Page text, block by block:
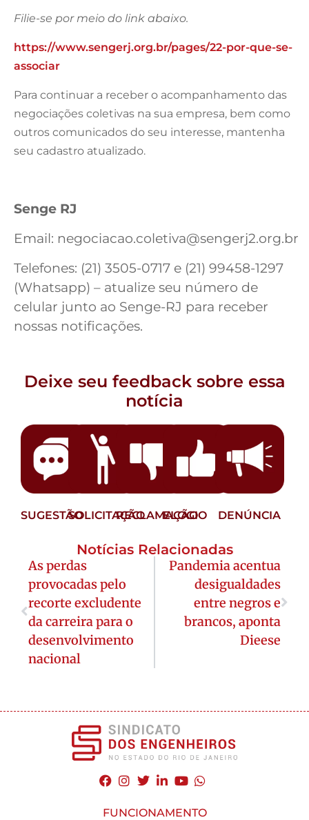
Filie-se por meio do link abaixo.
https://www.sengerj.org.br/pages/22-por-que-se-
associar
Para continuar a receber o acompanhamento das
negociações coletivas na sua empresa, bem como
outros comunicados do seu interesse, mantenha
seu cadastro atualizado.
Senge RJ
Email: negociacao.coletiva@sengerj2.org.br
Telefones: (21) 3505-0717 e (21) 99458-1297
(Whatsapp) – atualize seu número de
celular junto ao Senge-RJ para receber
nossas notificações.
Deixe seu feedback sobre essa
notícia
SUGESTÃOSOLICITAÇÃORECLAMAÇÃO
ELOGIO DENÚNCIA
Notícias Relacionadas
As perdas
provocadas pelo
recorte excludente
da carreira para o
desenvolvimento
nacional
Pandemia acentua
desigualdades
entre negros e
brancos, aponta
Dieese
FUNCIONAMENTO